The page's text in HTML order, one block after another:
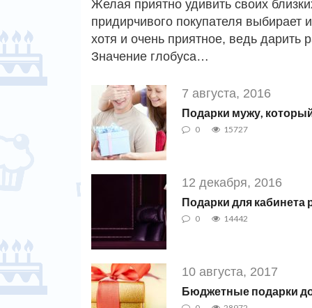
Желая приятно удивить своих
придирчивого покупателя выбирает
хотя и очень приятное, ведь дарить
Значение глобуса…
7 августа, 2016
Подарки мужу,
0 15727
12 декабря, 2016
Подарки для кабинета
0 14442
10 августа, 2017
Бюджетные подарки